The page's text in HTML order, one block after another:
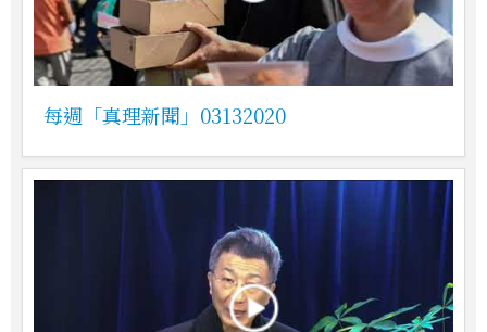
每週「真理新聞」03132020